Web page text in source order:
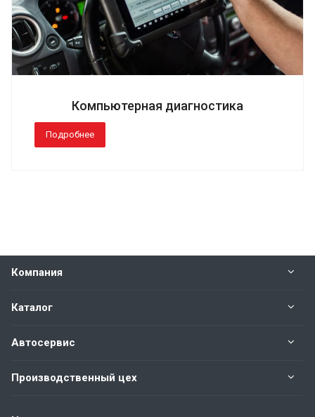
Компьютерная диагностика
Подробнее
Компания
Каталог
Автосервис
Производственный цех